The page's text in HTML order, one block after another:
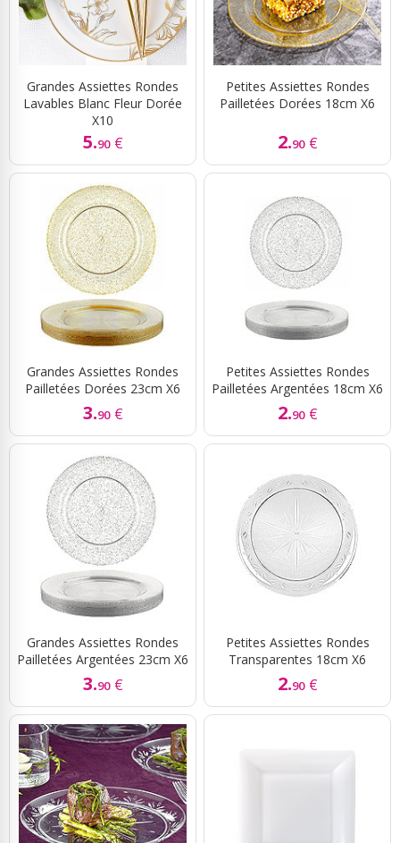
Grandes Assiettes Rondes
Lavables Blanc Fleur Dorée
X10
5.90 €
Petites Assiettes Rondes
Pailletées Dorées 18cm X6
2.90 €
Grandes Assiettes Rondes
Pailletées Dorées 23cm X6
3.90 €
Petites Assiettes Rondes
Pailletées Argentées 18cm X6
2.90 €
Grandes Assiettes Rondes
Pailletées Argentées 23cm X6
3.90 €
Petites Assiettes Rondes
Transparentes 18cm X6
2.90 €